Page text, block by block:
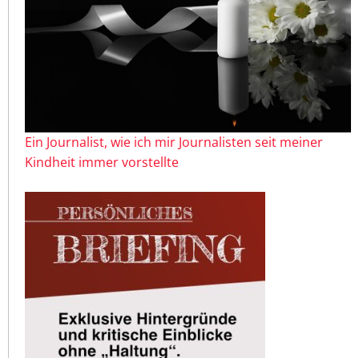
Ein Journalist, wie ich mir Journalisten seit meiner
Kindheit immer vorstellte